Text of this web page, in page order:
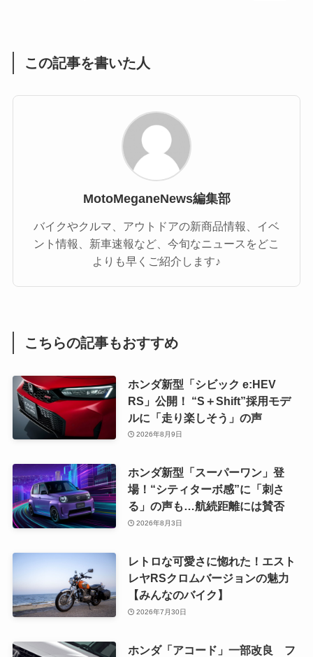
この記事を書いた人
MotoMeganeNews編集部
バイクやクルマ、アウトドアの新商品情報、イベ
ント情報、新車速報など、今旬なニュースをどこ
よりも早くご紹介します♪
こちらの記事もおすすめ
ホンダ新型「シビック e:HEV
RS」公開！ “S＋Shift”採用モデ
ルに「走り楽しそう」の声
2026年8月9日
ホンダ新型「スーパーワン」登
場！“シティターボ感”に「刺さ
る」の声も…航続距離には賛否
2026年8月3日
レトロな可愛さに惚れた！エスト
レヤRSクロムバージョンの魅力
【みんなのバイク】
2026年7月30日
ホンダ「アコード」一部改良 フ